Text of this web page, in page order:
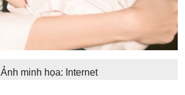
Ảnh minh họa: Internet